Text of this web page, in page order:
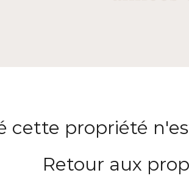
cette propriété
Retour aux